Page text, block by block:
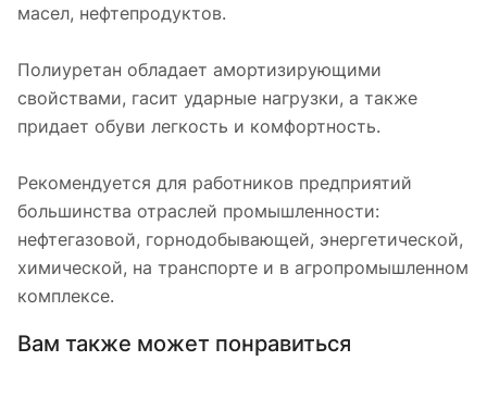
масел, нефтепродуктов.
Полиуретан обладает амортизирующими
свойствами, гасит ударные нагрузки, а также
придает обуви легкость и комфортность.
Рекомендуется для работников предприятий
большинства отраслей промышленности:
нефтегазовой, горнодобывающей, энергетической,
химической, на транспорте и в агропромышленном
комплексе.
Вам также может понравиться